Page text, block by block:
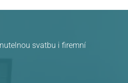
svatbu i firemní